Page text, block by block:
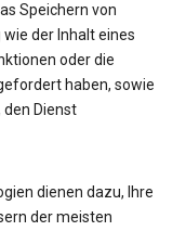
Speichern von
der Inhalt eines
oder die
haben, sowie
Dienst
dienen dazu, Ihre
der meisten